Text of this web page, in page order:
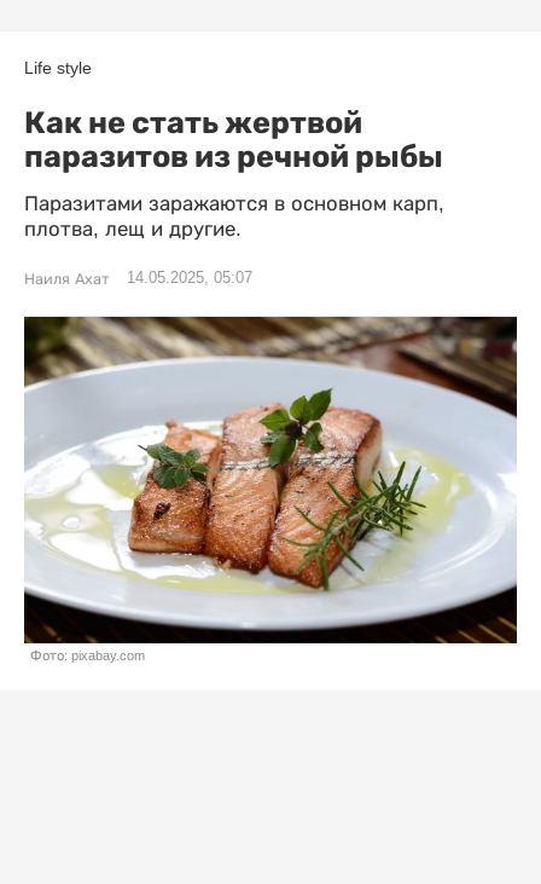
Life style
Как не стать жертвой
паразитов из речной рыбы
Паразитами заражаются в основном карп,
плотва, лещ и другие.
Наиля Ахат 14.05.2025, 05:07
Фото: pixabay.com